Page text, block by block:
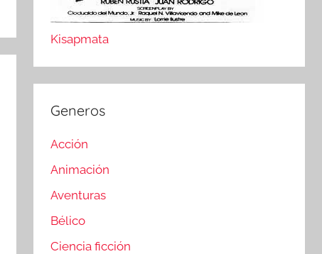
Kisapmata
Generos
Acción
Animación
Aventuras
Bélico
Ciencia ficción